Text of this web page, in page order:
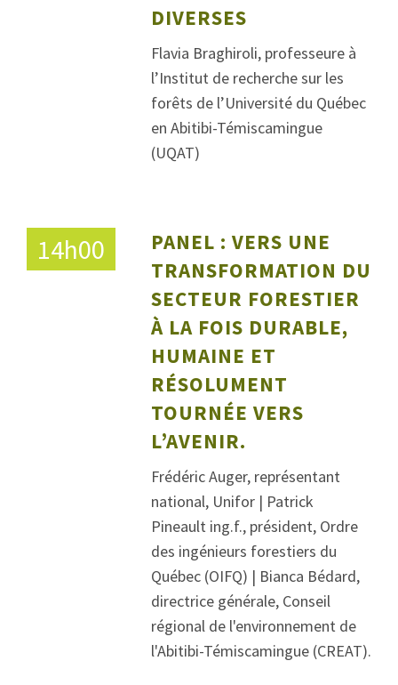
DIVERSES
Flavia Braghiroli, professeure à
l’Institut de recherche sur les
forêts de l’Université du Québec
en Abitibi-Témiscamingue
(UQAT)
14h00
PANEL : VERS UNE
TRANSFORMATION DU
SECTEUR FORESTIER
À LA FOIS DURABLE,
HUMAINE ET
RÉSOLUMENT
TOURNÉE VERS
L’AVENIR.
Frédéric Auger, représentant
national, Unifor | Patrick
Pineault ing.f., président, Ordre
des ingénieurs forestiers du
Québec (OIFQ) | Bianca Bédard,
directrice générale, Conseil
régional de l'environnement de
l'Abitibi-Témiscamingue (CREAT).